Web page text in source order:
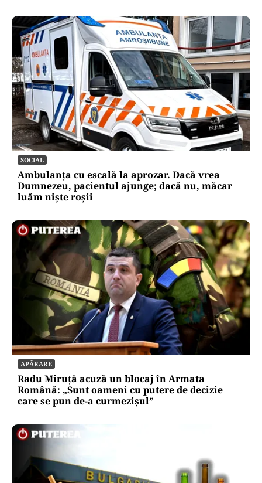
SOCIAL
Ambulanța cu escală la aprozar. Dacă vrea
Dumnezeu, pacientul ajunge; dacă nu, măcar
luăm niște roșii
APĂRARE
Radu Miruță acuză un blocaj în Armata
Română: „Sunt oameni cu putere de decizie
care se pun de-a curmezișul”